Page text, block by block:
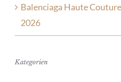
Balenciaga Haute
2026
Kategorien